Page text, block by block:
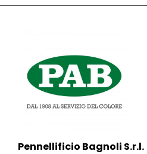
Pennellificio Bagnoli S.r.l.